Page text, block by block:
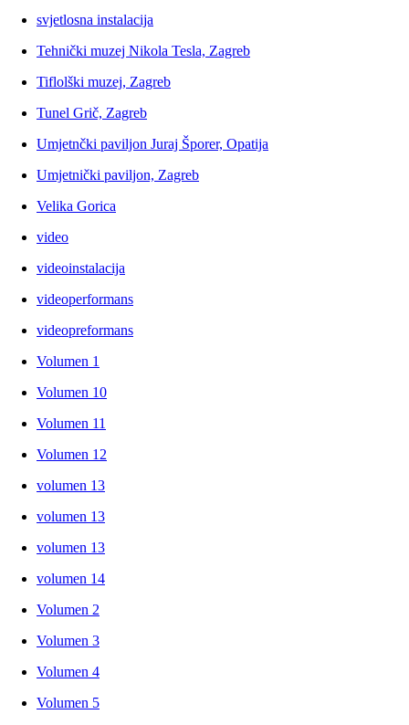
svjetlosna instalacija
Tehnički muzej Nikola Tesla, Zagreb
Tiflolški muzej, Zagreb
Tunel Grič, Zagreb
Umjetnčki paviljon Juraj Šporer, Opatija
Umjetnički paviljon, Zagreb
Velika Gorica
video
videoinstalacija
videoperformans
videopreformans
Volumen 1
Volumen 10
Volumen 11
Volumen 12
volumen 13
volumen 13
volumen 13
volumen 14
Volumen 2
Volumen 3
Volumen 4
Volumen 5